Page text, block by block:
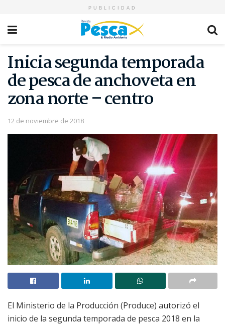
PUBLICIDAD
Inicia segunda temporada
de pesca de anchoveta en
zona norte – centro
12 de noviembre de 2018
El Ministerio de la Producción (Produce) autorizó el
inicio de la segunda temporada de pesca 2018 en la